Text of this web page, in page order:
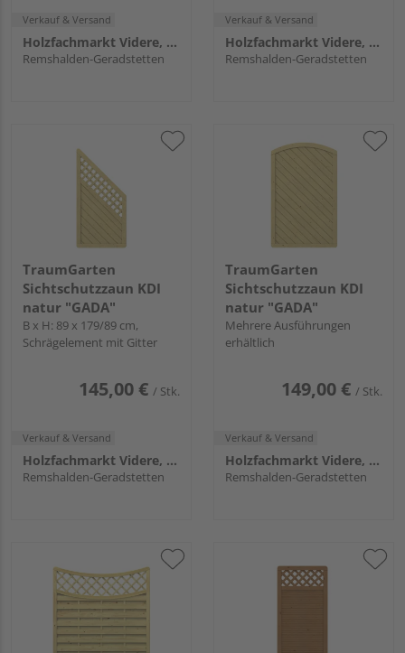
Verkauf & Versand
Holzfachmarkt Videre, Remshalden
Remshalden-Geradstetten
Verkauf & Versand
Holzfachmarkt Videre, Remshalden
Remshalden-Geradstetten
TraumGarten
Sichtschutzzaun KDI
natur "GADA"
B x H: 89 x 179/89 cm,
Schrägelement mit Gitter
145,00 € / Stk.
Verkauf & Versand
Holzfachmarkt Videre, Remshalden
Remshalden-Geradstetten
TraumGarten
Sichtschutzzaun KDI
natur "GADA"
Mehrere Ausführungen
erhältlich
149,00 € / Stk.
Verkauf & Versand
Holzfachmarkt Videre, Remshalden
Remshalden-Geradstetten